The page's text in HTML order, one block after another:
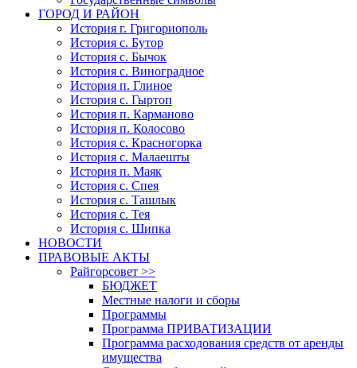
ГОРОД И РАЙОН
История г. Григориополь
История с. Бутор
История с. Бычок
История с. Виноградное
История п. Глиное
История с. Гыртоп
История п. Карманово
История п. Колосово
История с. Красногорка
История с. Малаешты
История п. Маяк
История с. Спея
История с. Ташлык
История с. Тея
История с. Шипка
НОВОСТИ
ПРАВОВЫЕ АКТЫ
Райгорсовет >>
БЮДЖЕТ
Местные налоги и сборы
Программы
Программа ПРИВАТИЗАЦИИ
Программа расходования средств от аренды
имущества